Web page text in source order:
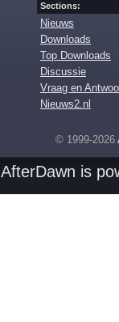
Sections:
Nieuws
Downloads
Top Downloads
Discussie
Vraag en
Nieuws2.nl
© 1999-2026
AfterDawn is